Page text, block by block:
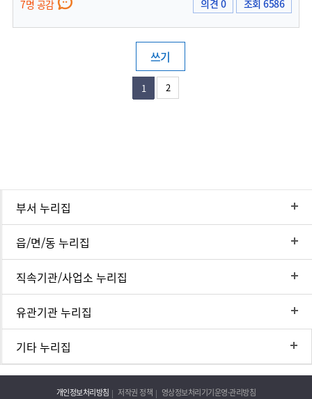
7명 공감 의견 0 조회 6586
1 2
쓰기
부서 누리집
읍/면/동 누리집
직속기관/사업소 누리집
유관기관 누리집
기타 누리집
개인정보처리방침 저작권 정책 영상정보처리기기운영·관리방침